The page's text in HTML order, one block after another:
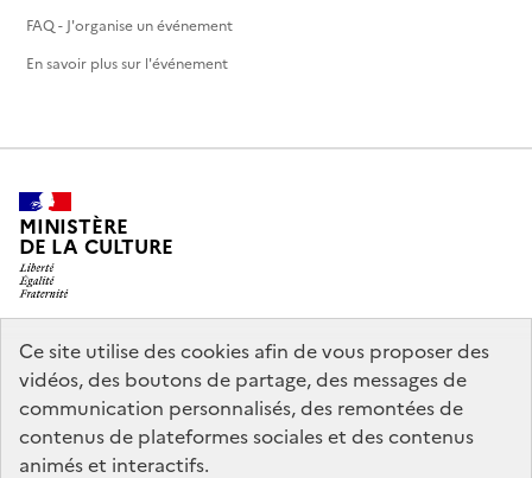
Ce site utilise des cookies afin de vous proposer des
vidéos, des boutons de partage, des messages de
communication personnalisés, des remontées de
contenus de plateformes sociales et des contenus
animés et interactifs.
FAQ - J'organise un événement
En savoir plus sur l'événement
MINISTÈRE
DE LA CULTURE
legifrance.gouv.fr
info.gouv.fr
service-public.gouv.fr
data.gouv.fr